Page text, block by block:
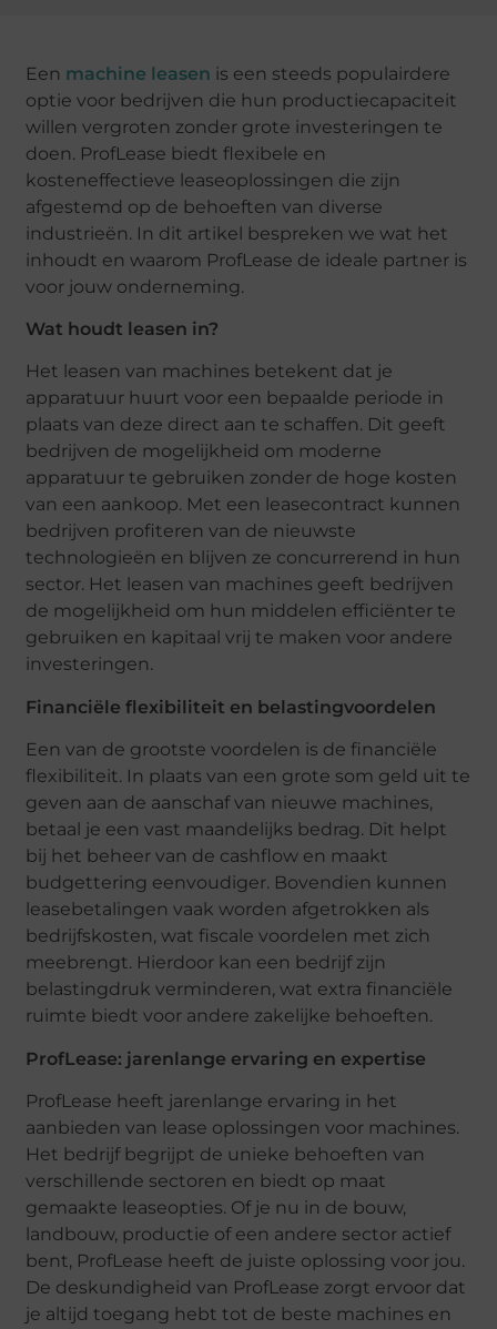
Een machine leasen is een steeds populairdere
optie voor bedrijven die hun productiecapaciteit
willen vergroten zonder grote investeringen te
doen. ProfLease biedt flexibele en
kosteneffectieve leaseoplossingen die zijn
afgestemd op de behoeften van diverse
industrieën. In dit artikel bespreken we wat het
inhoudt en waarom ProfLease de ideale partner is
voor jouw onderneming.
Wat houdt leasen in?
Het leasen van machines betekent dat je
apparatuur huurt voor een bepaalde periode in
plaats van deze direct aan te schaffen. Dit geeft
bedrijven de mogelijkheid om moderne
apparatuur te gebruiken zonder de hoge kosten
van een aankoop. Met een leasecontract kunnen
bedrijven profiteren van de nieuwste
technologieën en blijven ze concurrerend in hun
sector. Het leasen van machines geeft bedrijven
de mogelijkheid om hun middelen efficiënter te
gebruiken en kapitaal vrij te maken voor andere
investeringen.
Financiële flexibiliteit en belastingvoordelen
Een van de grootste voordelen is de financiële
flexibiliteit. In plaats van een grote som geld uit te
geven aan de aanschaf van nieuwe machines,
betaal je een vast maandelijks bedrag. Dit helpt
bij het beheer van de cashflow en maakt
budgettering eenvoudiger. Bovendien kunnen
leasebetalingen vaak worden afgetrokken als
bedrijfskosten, wat fiscale voordelen met zich
meebrengt. Hierdoor kan een bedrijf zijn
belastingdruk verminderen, wat extra financiële
ruimte biedt voor andere zakelijke behoeften.
ProfLease: jarenlange ervaring en expertise
ProfLease heeft jarenlange ervaring in het
aanbieden van lease oplossingen voor machines.
Het bedrijf begrijpt de unieke behoeften van
verschillende sectoren en biedt op maat
gemaakte leaseopties. Of je nu in de bouw,
landbouw, productie of een andere sector actief
bent, ProfLease heeft de juiste oplossing voor jou.
De deskundigheid van ProfLease zorgt ervoor dat
je altijd toegang hebt tot de beste machines en